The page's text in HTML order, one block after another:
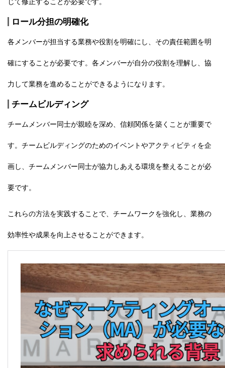
ロール分担の明確化
各メンバーが担当する業務や役割を明確にし、その責任範囲を明
確にすることが必要です。各メンバーが自分の役割を理解し、協
力して業務を進めることができるようになります。
チームビルディング
チームメンバー同士が親睦を深め、信頼関係を築くことが重要で
す。チームビルディングのためのイベントやアクティビティを企
画し、チームメンバー同士が協力しあえる環境を整えることが必
要です。
これらの方法を実践することで、 チームワークを強化し、業務の
効率性や成果を向上させることができます。